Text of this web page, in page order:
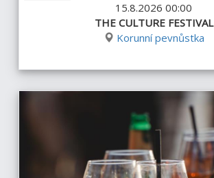
15.8.2026 00:00
THE CULTURE FESTIVAL
Korunní pevnůstka